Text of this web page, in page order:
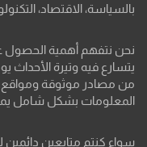
بالسياسة، الاقتصاد،
نحن نتفهم أهمية الحصول
يتسارع فيه وتيرة الأحداث
من مصادر موثوقة ومواقع
المعلومات بشكل شامل
سواء كنتم متابعين دائمين